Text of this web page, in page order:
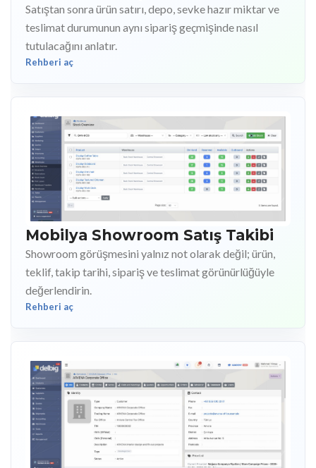
Satıştan sonra ürün satırı, depo, sevke hazır miktar ve
teslimat durumunun aynı sipariş geçmişinde nasıl
tutulacağını anlatır.
Rehberi aç
Mobilya Showroom Satış Takibi
Showroom görüşmesini yalnız not olarak değil; ürün,
teklif, takip tarihi, sipariş ve teslimat görünürlüğüyle
değerlendirin.
Rehberi aç